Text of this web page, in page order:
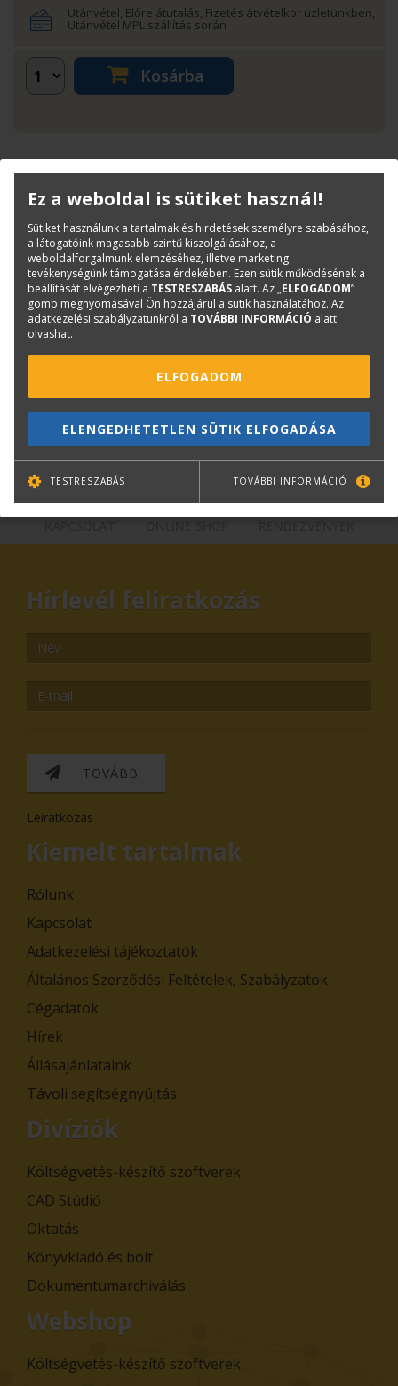
Utánvétel, Előre átutalás, Fizetés átvételkor üzletünkben,
Utánvétel MPL szállítás során
Kosárba
Termékinfó
Kategóriák
Tintapatronok
Canon tintapatronok
Cikkszám:
CF2356C001AA
Márka:
CANON
EAN:
4549292098136
Kérdése van?
Plotter értékesítés
Hírlevél feliratkozás
TOVÁBB
Leiratkozás
Kiemelt tartalmak
Rólunk
Kapcsolat
Adatkezelési tájékoztatók
Általános Szerződési Feltételek, Szabályzatok
Cégadatok
Hírek
Állásajánlataink
Távoli segítségnyújtás
Divíziók
Költségvetés-készítő szoftverek
CAD Stúdió
Oktatás
Könyvkiadó és bolt
Dokumentumarchiválás
Webshop
Költségvetés-készítő szoftverek
Ez a weboldal is sütiket használ!
Sütiket használunk a tartalmak és hirdetések személyre szabásához,
a látogatóink magasabb szintű kiszolgálásához, a
weboldalforgalmunk elemzéséhez, illetve marketing
tevékenységünk támogatása érdekében. Ezen sütik működésének a
beállítását elvégezheti a TESTRESZABÁS alatt. Az „ELFOGADOM”
gomb megnyomásával Ön hozzájárul a sütik használatához. Az
adatkezelési szabályzatunkról a TOVÁBBI INFORMÁCIÓ alatt
olvashat.
ELFOGADOM
ELENGEDHETETLEN SÜTIK ELFOGADÁSA
TESTRESZABÁS TOVÁBBI INFORMÁCIÓ